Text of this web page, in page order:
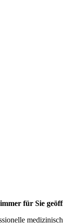
für Sie